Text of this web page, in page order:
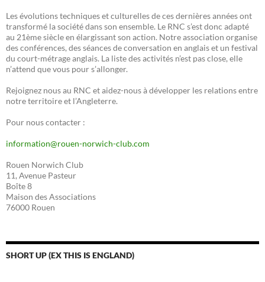
Les évolutions techniques et culturelles de ces dernières années ont
transformé la société dans son ensemble. Le RNC s’est donc adapté
au 21ème siècle en élargissant son action. Notre association organise
des conférences, des séances de conversation en anglais et un festival
du court-métrage anglais. La liste des activités n’est pas close, elle
n’attend que vous pour s’allonger.
Rejoignez nous au RNC et aidez-nous à développer les relations entre
notre territoire et l’Angleterre.
Pour nous contacter :
information@rouen-norwich-club.com
Rouen Norwich Club
11, Avenue Pasteur
Boîte 8
Maison des Associations
76000 Rouen
SHORT UP (EX THIS IS ENGLAND)